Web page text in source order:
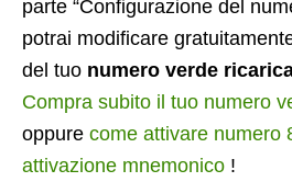
parte “Configurazione del
potrai modificare
del tuo numero verde
Compra subito il tuo numero
oppure come attivare numero
attivazione mnemonico !